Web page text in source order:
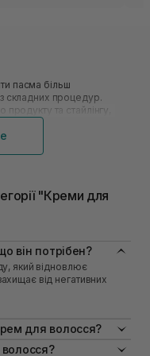
пасма більш
складних процедур.
та стайлінгу,
й негативного
у щоденну
який допомагає
та захищеними
пухнастості
гладкості й блиску —
зі спеціалізованою
гарячим феном,
"Креми для
він потрібен?
який відновлює
від негативних
для волосся?
або сухе волосся,
волосся?